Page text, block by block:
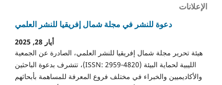
الإعلانات
دعوة للنشر في مجلة شمال إفريقيا للنشر العلمي
أيار 28, 2025
هيئة تحرير مجلة شمال إفريقيا للنشر العلمي، الصادرة عن الجمعية
الليبية لحماية البيئة (ISSN: 2959-4820)، تتشرف بدعوة الباحثين
والأكاديميين والخبراء في مختلف فروع المعرفة للمساهمة بأبحاثهم